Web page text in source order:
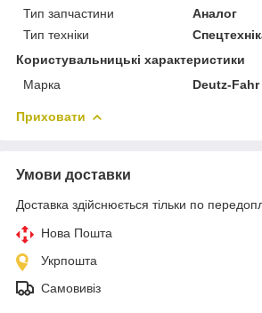
Тип запчастини
Аналог
Тип техніки
Користувальницькі характеристики
Марка
Deutz-Fahr
Приховати
Умови доставки
Доставка здійснюється тільки по
Нова Пошта
Укрпошта
Самовивіз